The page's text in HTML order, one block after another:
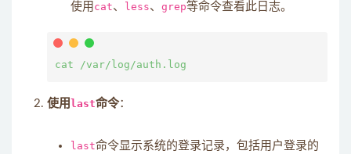
使用 cat、 less、 grep等命令查看此日志。
使用 last命令：
last命令显示系统的登录记录，包括用户登录的